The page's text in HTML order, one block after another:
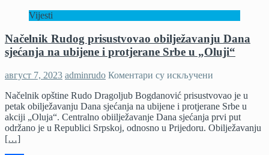
Vijesti
Načelnik Rudog prisustvovao obilježavanju Dana
sjećanja na ubijene i protjerane Srbe u „Oluji“
август 7, 2023 adminrudo Коментари су искључени
Rudog
prisustvovao
obilježavanju
Dana
Načelnik opštine Rudo Dragoljub Bogdanović prisustvovao je u
petak obilježavanju Dana sjećanja na ubijene i protjerane Srbe u
akciji „Oluja“. Centralno obiilježavanje Dana sjećanja prvi put
održano je u Republici Srpskoj, odnosno u Prijedoru. Obilježavanju
[…]